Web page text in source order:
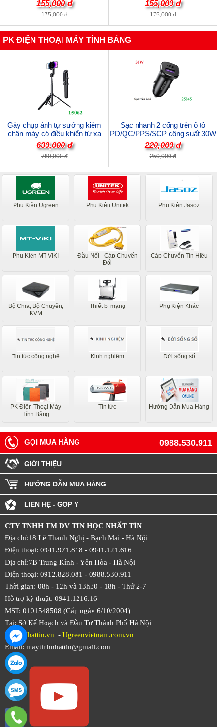
155,000 đ
175,000 đ
155,000 đ
175,000 đ
PK ĐIỆN THOẠI MÁY TÍNH BẢNG
Gậy chụp ảnh tự sướng kiêm
chân máy có điều khiển từ xa
Bluetooth v5.1 Ugreen
15062/LP586 cao cấp
630,000 đ
780,000 đ
Sạc nhanh 2 cổng trên ô tô
PD/QC/PPS/SCP công suất 30W
Ugreen 25845 cao cấp
220,000 đ
250,000 đ
Phụ Kiện Ugreen Phụ Kiện Unitek Phụ Kiện Jasoz
Phụ Kiện MT-VIKI
Đầu Nối - Cáp Chuyển
Đổi
Cáp Chuyển Tín Hiệu
Bộ Chia, Bộ Chuyển,
KVM
Thiết bị mạng Phụ Kiện Khác
Tin tức công nghệ Kinh nghiệm Đời sống số
PK Điện Thoại Máy
Tính Bảng
Tin tức Hướng Dẫn Mua Hàng
0988.530.911
GỌI MUA HÀNG
GIỚI THIỆU
HƯỚNG DẪN MUA HÀNG
LIÊN HỆ - GÓP Ý
CTY TNHH TM DV TIN HỌC NHẤT TÍN
Địa chỉ:18 Lê Thanh Nghị - Bạch Mai - Hà Nội
Điện thoại: 0941.971.818 - 0941.121.616
Địa chỉ:7B Trung Kính - Yên Hòa - Hà Nội
Điện thoại: 0912.828.081 - 0988.530.911
Thời gian: 08h - 12h và 13h30 - 18h - Thứ 2-7
Hỗ trợ kỹ thuật: 0941.1216.16
MST: 0101548508 (Cấp ngày 6/10/2004)
Tại: Sở Kế Hoạch và Đầu Tư Thành Phố Hà Nội
Web:Nhattin.vn - Ugreenvietnam.com.vn
Email: maytinhnhattin@gmail.com